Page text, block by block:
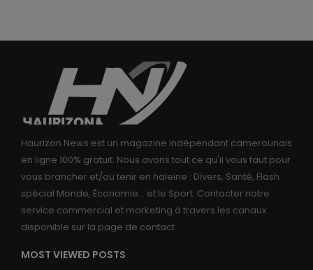
Haurizon News est un magazine indépendant camerounais
en ligne 100% gratuit. Nous avons tout ce qu'il vous faut pour
vous brancher et/ou tenir en haleine : Divers, Santé, Flash
spécial Monde, Économie... et le Sport. Contacter notre
service commercial et marketing à travers les canaux
disponible sur la page de contact
MOST VIEWED POSTS